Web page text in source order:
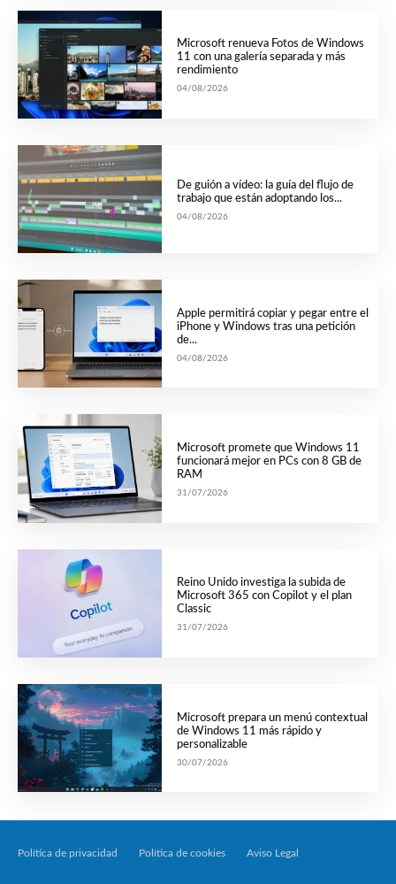
Microsoft renueva Fotos de Windows
11 con una galería separada y más
rendimiento
04/08/2026
De guión a vídeo: la guía del flujo de
trabajo que están adoptando los...
04/08/2026
Apple permitirá copiar y pegar entre el
iPhone y Windows tras una petición
de...
04/08/2026
Microsoft promete que Windows 11
funcionará mejor en PCs con 8 GB de
RAM
31/07/2026
Reino Unido investiga la subida de
Microsoft 365 con Copilot y el plan
Classic
31/07/2026
Microsoft prepara un menú contextual
de Windows 11 más rápido y
personalizable
30/07/2026
Política de privacidad Política de cookies Aviso Legal